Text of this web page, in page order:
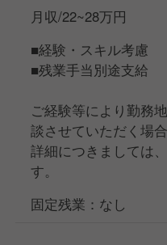
月収/22~28万円
■経験・スキル考慮
■残業手当別途支給
ご経験等により勤務
談させていただく場
詳細につきましては
す。
固定残業：なし